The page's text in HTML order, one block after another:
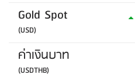
Gold Spot
(USD)
ค่าเงินบาท
(USDTHB)